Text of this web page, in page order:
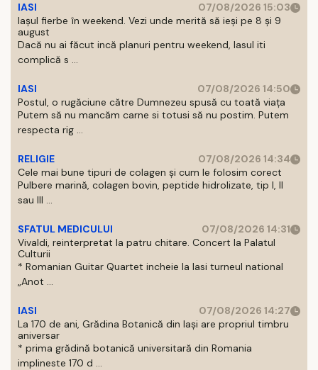
IASI
07/08/2026 15:03
Iașul fierbe în weekend. Vezi unde merită să ieși pe 8 și 9
august
Dacă nu ai făcut incă planuri pentru weekend, Iasul iti
complică s ...
IASI
07/08/2026 14:50
Postul, o rugăciune către Dumnezeu spusă cu toată viața
Putem să nu mancăm carne si totusi să nu postim. Putem
respecta rig ...
RELIGIE
07/08/2026 14:34
Cele mai bune tipuri de colagen și cum le folosim corect
Pulbere marină, colagen bovin, peptide hidrolizate, tip I, II
sau III ...
SFATUL MEDICULUI
07/08/2026 14:31
Vivaldi, reinterpretat la patru chitare. Concert la Palatul
Culturii
* Romanian Guitar Quartet incheie la Iasi turneul national
„Anot ...
IASI
07/08/2026 14:27
La 170 de ani, Grădina Botanică din Iași are propriul timbru
aniversar
* prima grădină botanică universitară din Romania
implineste 170 d ...